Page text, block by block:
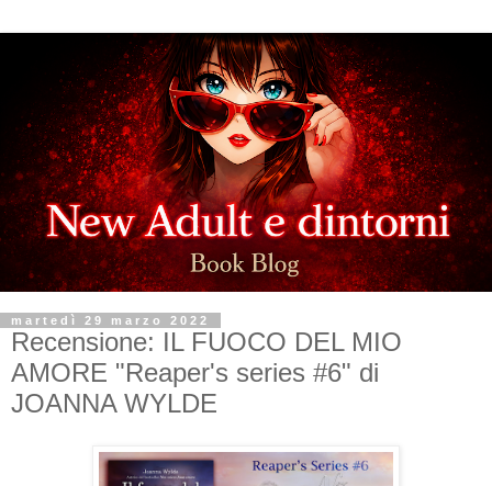
martedì 29 marzo 2022
Recensione: IL FUOCO DEL MIO
AMORE "Reaper's series #6" di
JOANNA WYLDE